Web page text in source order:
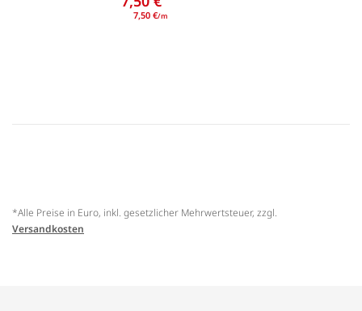
7,50 €/m
*Alle Preise in Euro, inkl. gesetzlicher Mehrwertsteuer, zzgl.
Versandkosten